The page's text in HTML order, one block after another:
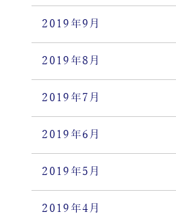
2019年9月
2019年8月
2019年7月
2019年6月
2019年5月
2019年4月